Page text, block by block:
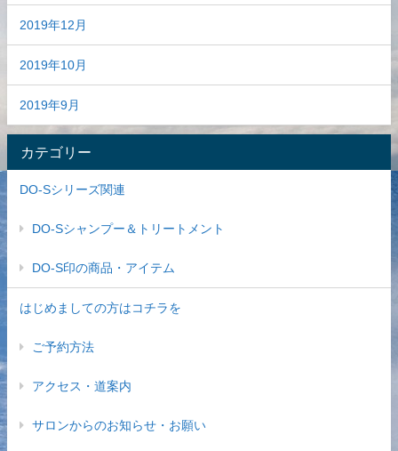
2019年12月
2019年10月
2019年9月
カテゴリー
DO-Sシリーズ関連
DO-Sシャンプー＆トリートメント
DO-S印の商品・アイテム
はじめましての方はコチラを
ご予約方法
アクセス・道案内
サロンからのお知らせ・お願い